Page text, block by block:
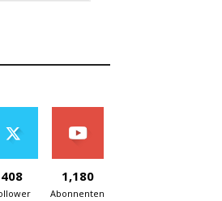
408 1,180
Abonnenten